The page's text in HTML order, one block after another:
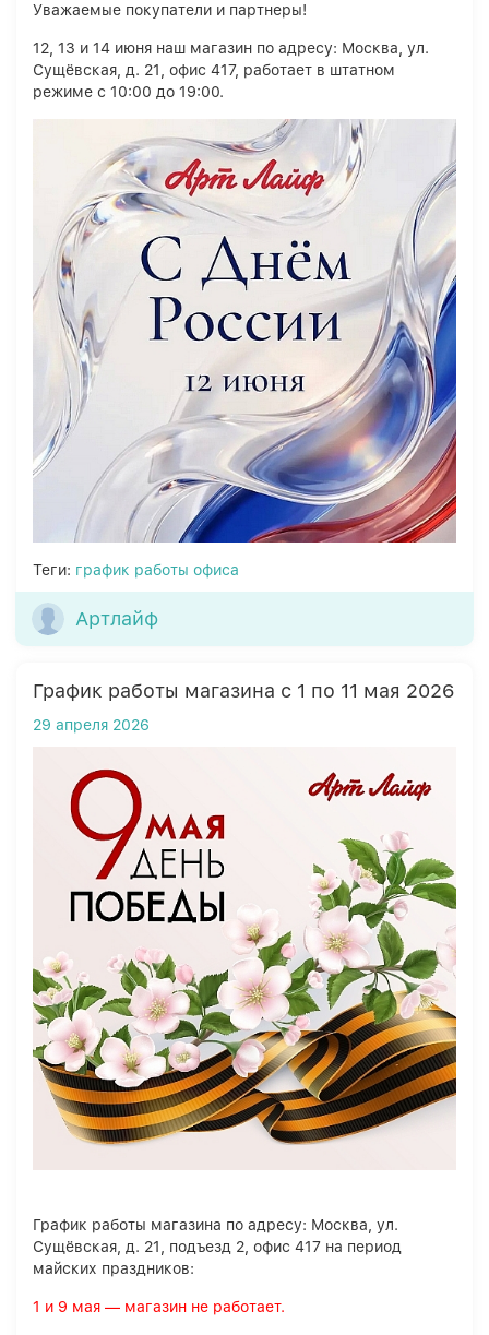
Уважаемые покупатели и партнеры!
12, 13 и 14 июня наш магазин по адресу: Москва, ул.
Сущёвская, д. 21, офис 417, работает в штатном
режиме с 10:00 до 19:00.
Теги: график работы офиса
Артлайф
График работы магазина с 1 по 11 мая 2026
29 апреля 2026
График работы магазина по адресу: Москва, ул.
Сущёвская, д. 21, подъезд 2, офис 417 на период
майских праздников:
1 и 9 мая — магазин не работает.